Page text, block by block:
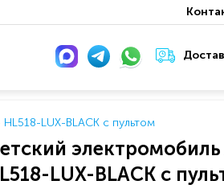
LUX-BLACK с пультом
электромобиль
LUX-BLACK с